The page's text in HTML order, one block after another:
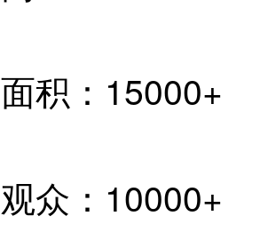
积： 15000+
众： 10000+